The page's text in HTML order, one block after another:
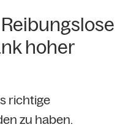
hoher
richtige
zu haben.